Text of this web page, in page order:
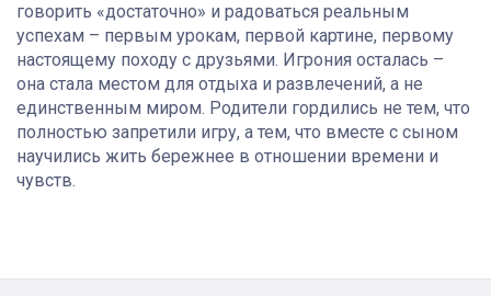
говорить «достаточно» и радоваться реальным
успехам – первым урокам, первой картине, первому
настоящему походу с друзьями. Игрония осталась –
она стала местом для отдыха и развлечений, а не
единственным миром. Родители гордились не тем, что
полностью запретили игру, а тем, что вместе с сыном
научились жить бережнее в отношении времени и
чувств.